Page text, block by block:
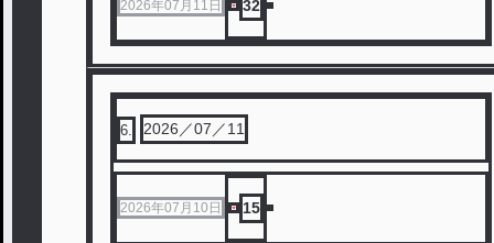
2026年07月11日 32
6 2026／07／11
2026年07月10日 15